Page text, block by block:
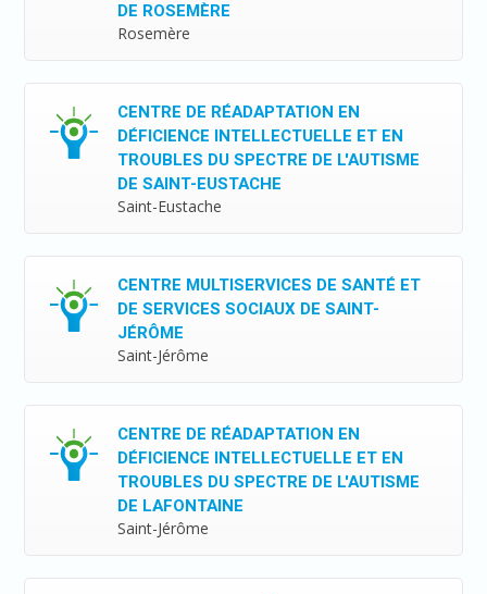
DE ROSEMÈRE
Rosemère
CENTRE DE RÉADAPTATION EN
DÉFICIENCE INTELLECTUELLE ET EN
TROUBLES DU SPECTRE DE L'AUTISME
DE SAINT-EUSTACHE
Saint-Eustache
CENTRE MULTISERVICES DE SANTÉ ET
DE SERVICES SOCIAUX DE SAINT-
JÉRÔME
Saint-Jérôme
CENTRE DE RÉADAPTATION EN
DÉFICIENCE INTELLECTUELLE ET EN
TROUBLES DU SPECTRE DE L'AUTISME
DE LAFONTAINE
Saint-Jérôme